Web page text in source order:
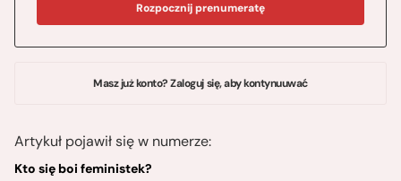
Rozpocznij prenumeratę
Masz już konto? Zaloguj się, aby kontynuuwać
Artykuł pojawił się w numerze:
Kto się boi feministek?